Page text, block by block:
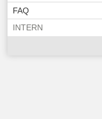
FAQ
INTERN